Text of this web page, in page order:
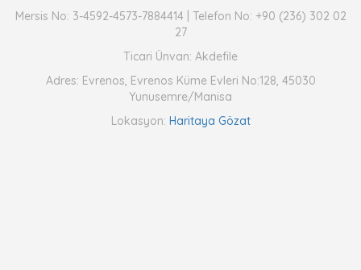
Mersis No: 3-4592-4573-7884414 | Telefon No: +90 (236) 302 02
27
Ticari Ünvan: Akdefile
Adres: Evrenos, Evrenos Küme Evleri No:128, 45030
Yunusemre/Manisa
Lokasyon: Haritaya Gözat